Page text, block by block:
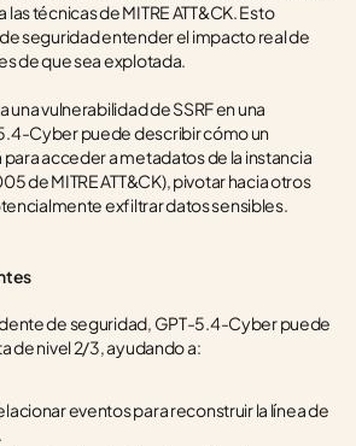
técnicas de MITRE ATT&CK. Esto
seguridad entender el impacto real de
de que sea explotada.
vulnerabilidad de SSRF en una
Cyber puede describir cómo un
acceder a metadatos de la instancia
de MITRE ATT&CK), pivotar hacia otros
exfiltrar datos sensibles.
de seguridad, GPT-5.4-Cyber puede
de nivel 2/3, ayudando a:
eventos para reconstruir la línea de